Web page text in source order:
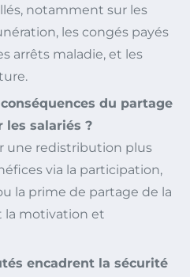
notamment sur les
les congés payés
arrêts maladie, et les
du partage
les salariés ?
une redistribution plus
via la participation,
la prime de partage de la
la motivation et
encadrent la sécurité